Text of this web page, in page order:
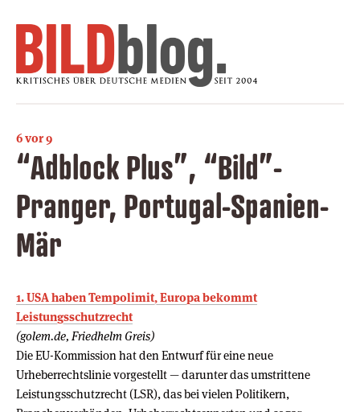
6 vor 9
“Adblock Plus”, “Bild”-
Pranger, Portugal-Spanien-
Mär
1. USA haben Tempolimit, Europa bekommt
Leistungsschutzrecht
(golem.de, Friedhelm Greis)
Die EU-Kommission hat den Entwurf für eine neue
Urheberrechtslinie vorgestellt — darunter das umstrittene
Leistungsschutzrecht (LSR), das bei vielen Politikern,